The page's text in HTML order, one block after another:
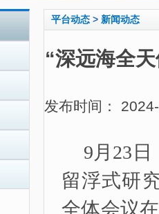
平台动态 > 新闻动态
“深远海全
发布时间：
9月23
留浮式研
全体会议